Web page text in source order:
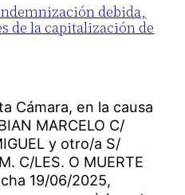
debida,
de la capitalización de
Cámara, en la causa
MARCELO C/
y otro/a S/
C/LES. O MUERTE
19/06/2025,